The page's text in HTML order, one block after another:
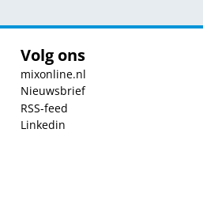
Volg ons
mixonline.nl
Nieuwsbrief
RSS-feed
Linkedin